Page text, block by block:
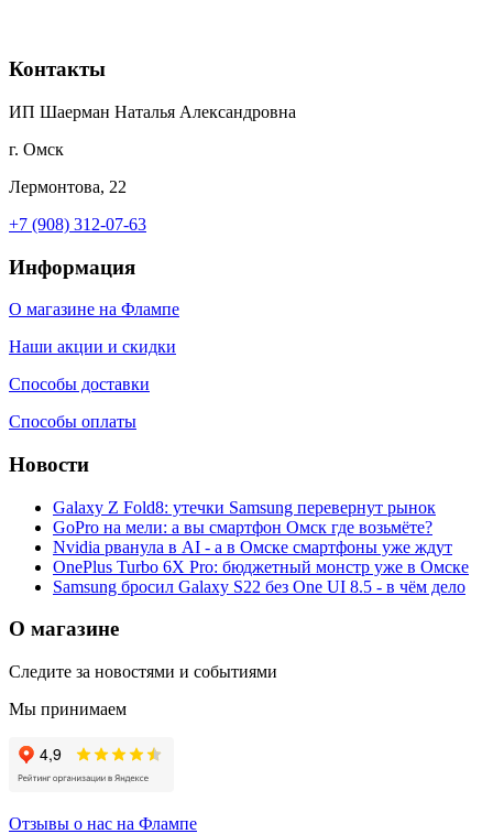
Контакты
ИП Шаерман Наталья Александровна
г. Омск
Лермонтова, 22
+7 (908) 312-07-63
Информация
О магазине на Флампе
Наши акции и скидки
Способы доставки
Способы оплаты
Новости
Galaxy Z Fold8: утечки Samsung перевернут рынок
GoPro на мели: а вы смартфон Омск где возьмёте?
Nvidia рванула в AI - а в Омске смартфоны уже ждут
OnePlus Turbo 6X Pro: бюджетный монстр уже в Омске
Samsung бросил Galaxy S22 без One UI 8.5 - в чём дело
О магазине
Следите за новостями и событиями
Мы принимаем
Отзывы о нас на Флампе